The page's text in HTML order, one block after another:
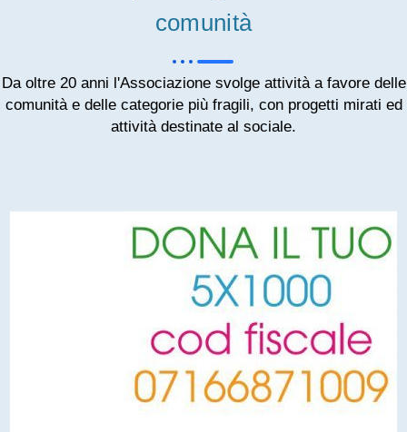
comunità
Da oltre 20 anni l'Associazione svolge attività a favore delle
comunità e delle categorie più fragili, con progetti mirati ed
attività destinate al sociale.